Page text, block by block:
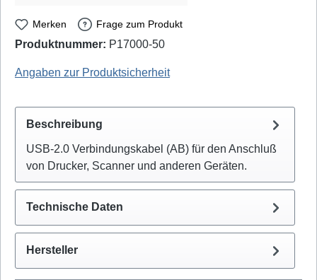
Merken Frage zum Produkt
Produktnummer: P17000-50
Angaben zur Produktsicherheit
Beschreibung
USB-2.0 Verbindungskabel (AB) für den Anschluß
von Drucker, Scanner und anderen Geräten.
Technische Daten
Hersteller